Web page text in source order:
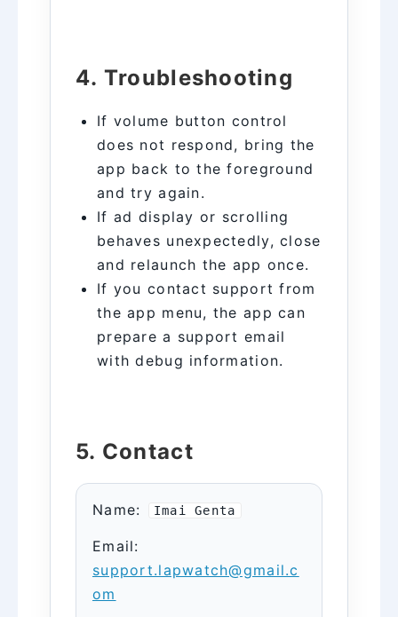
4. Troubleshooting
If volume button control
does not respond, bring the
app back to the foreground
and try again.
If ad display or scrolling
behaves unexpectedly, close
and relaunch the app once.
If you contact support from
the app menu, the app can
prepare a support email
with debug information.
5. Contact
Name: Imai Genta
Email:
support.lapwatch@gmail.c
om